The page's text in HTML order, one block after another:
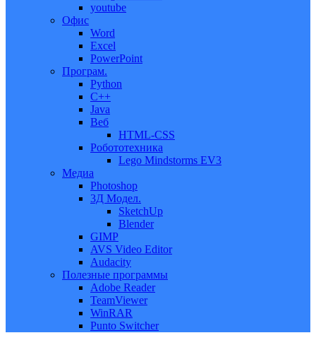
youtube
Офис
Word
Excel
PowerPoint
Програм.
Python
C++
Java
Веб
HTML-CSS
Робототехника
Lego Mindstorms EV3
Медиа
Photoshop
3Д Модел.
SketchUp
Blender
GIMP
AVS Video Editor
Audacity
Полезные программы
Adobe Reader
TeamViewer
WinRAR
Punto Switcher